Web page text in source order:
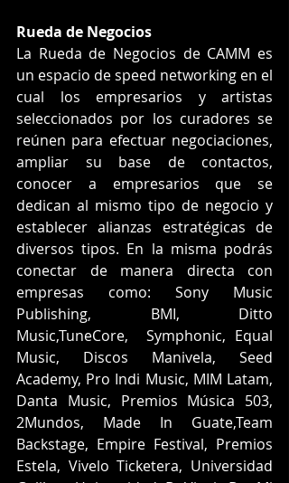
Rueda de Negocios
La Rueda de Negocios de CAMM es
un espacio de speed networking en el
cual los empresarios y artistas
seleccionados por los curadores se
reúnen para efectuar negociaciones,
ampliar su base de contactos,
conocer a empresarios que se
dedican al mismo tipo de negocio y
establecer alianzas estratégicas de
diversos tipos. En la misma podrás
conectar de manera directa con
empresas como: Sony Music
Publishing, BMI, Ditto
Music,TuneCore,  Symphonic, Equal
Music, Discos Manivela, Seed
Academy, Pro Indi Music, MIM Latam,
Danta Music, Premios Música 503,
2Mundos, Made In Guate,Team
Backstage, Empire Festival, Premios
Estela, Vivelo Ticketera, Universidad